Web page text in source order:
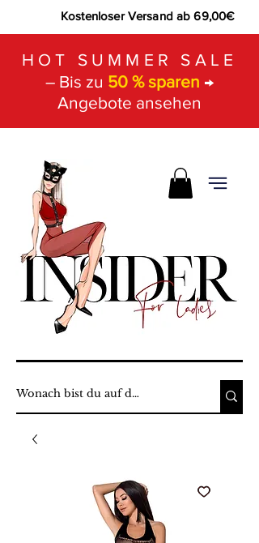
Kostenloser Versand ab 69,00€
HOT SUMMER SALE
– Bis zu 50 % sparen →
Angebote ansehen